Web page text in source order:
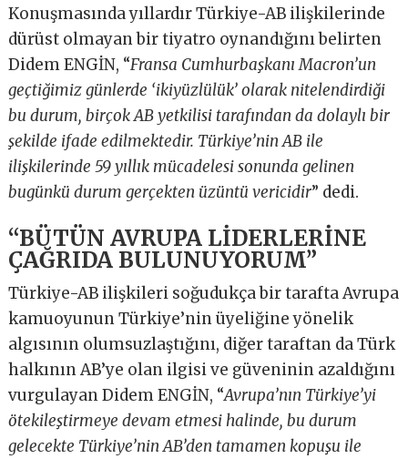
Konuşmasında yıllardır Türkiye-AB ilişkilerinde
dürüst olmayan bir tiyatro oynandığını belirten
Didem ENGİN, “Fransa Cumhurbaşkanı Macron’un
geçtiğimiz günlerde ‘ikiyüzlülük’ olarak nitelendirdiği
bu durum, birçok AB yetkilisi tarafından da dolaylı bir
şekilde ifade edilmektedir. Türkiye’nin AB ile
ilişkilerinde 59 yıllık mücadelesi sonunda gelinen
bugünkü durum gerçekten üzüntü vericidir” dedi.
“BÜTÜN AVRUPA LİDERLERİNE
ÇAĞRIDA BULUNUYORUM”
Türkiye-AB ilişkileri soğudukça bir tarafta Avrupa
kamuoyunun Türkiye’nin üyeliğine yönelik
algısının olumsuzlaştığını, diğer taraftan da Türk
halkının AB’ye olan ilgisi ve güveninin azaldığını
vurgulayan Didem ENGİN, “Avrupa’nın Türkiye’yi
ötekileştirmeye devam etmesi halinde, bu durum
gelecekte Türkiye’nin AB’den tamamen kopuşu ile